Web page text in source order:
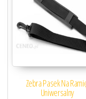
Zebra Pasek Na
Uniwersalny